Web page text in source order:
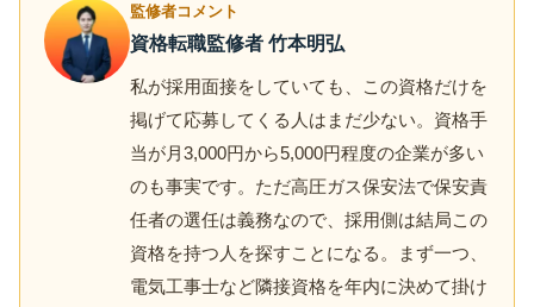
監修者コメント
資格転職監修者 竹本明弘
私が採用面接をしていても、この資格だけを
掲げて応募してくる人はまだ少ない。資格手
当が月3,000円から5,000円程度の企業が多い
のも事実です。ただ高圧ガス保安法で保安責
任者の選任は義務なので、採用側は結局この
資格を持つ人を探すことになる。まず一つ、
電気工事士など隣接資格を年内に決めて掛け